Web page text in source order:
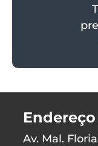
Endereço
Av. Mal.